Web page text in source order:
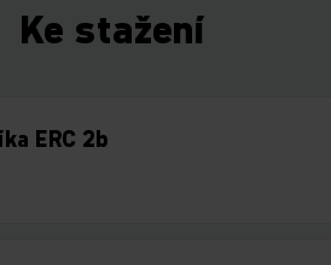
Ke stažení
ERC 2b